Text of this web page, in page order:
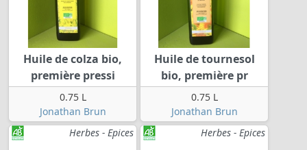
Huile de colza bio,
première pressi
0.75 L
Jonathan Brun
Huile de tournesol
bio, première pr
0.75 L
Jonathan Brun
Herbes - Epices
Herbes - Epices